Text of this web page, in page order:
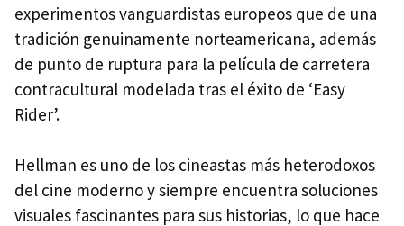
experimentos vanguardistas europeos que de una
tradición genuinamente norteamericana, además
de punto de ruptura para la película de carretera
contracultural modelada tras el éxito de ‘Easy
Rider’.
Hellman es uno de los cineastas más heterodoxos
del cine moderno y siempre encuentra soluciones
visuales fascinantes para sus historias, lo que hace